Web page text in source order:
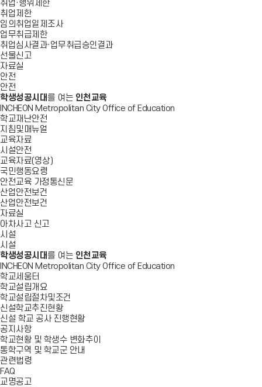
취업·행위제한
취업제한
임의취업일제조사
업무취급제한
취업심사결과·업무취급승인결과
선물신고
자료실
안전
안전
학생성공시대 를 여는 인천교육
INCHEON Metropolitan City Office of Education
학교재난안전
지침및매뉴얼
교육자료
시설안전
교육자료(영상)
국민행동요령
안전교육 가정통신문
산업안전보건
산업안전보건
자료실
아차사고 신고
시설
시설
학생성공시대 를 여는 인천교육
INCHEON Metropolitan City Office of Education
학교세움터
학교설립개요
학교설립절차및조건
신설학교추진현황
신설 학교 공사 진행현황
공지사항
학교현황 및 학생수 변화추이
통학구역 및 학교군 안내
관련법령
FAQ
교명공고